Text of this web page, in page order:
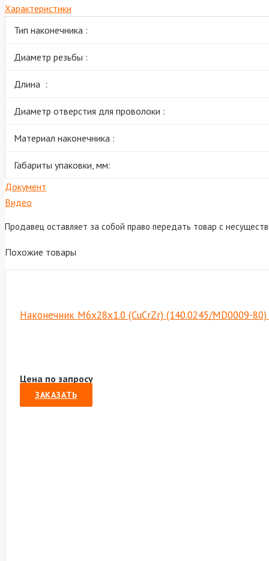
Характеристики
Тип наконечника :
Диаметр резьбы :
Длина :
Диаметр отверстия для проволоки :
Материал наконечника :
Габариты упаковки, мм:
Документ
Видео
Продавец оставляет за собой право передать товар с
Похожие товары
Наконечник М6х28х1.0 (CuCrZr) (140.0245/MD0009-80)
Цена по запросу
ЗАКАЗАТЬ